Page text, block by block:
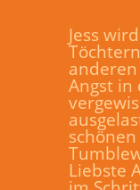
Jess
Angst in
Liebste